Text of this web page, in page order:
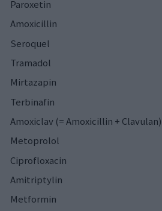
Paroxetin
Amoxicillin
Seroquel
Tramadol
Mirtazapin
Terbinafin
Amoxiclav (= Amoxicillin + Clavulan)
Metoprolol
Ciprofloxacin
Amitriptylin
Metformin